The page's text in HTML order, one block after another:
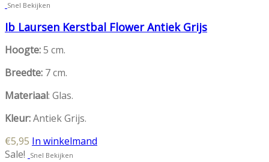
meerdere
Snel Bekijken
Ib Laursen Kerstbal Flower Antiek Grijs
Hoogte:5 cm.
Breedte: 7 cm.
Materiaal: Glas.
Kleur:Antiek Grijs.
€5,95 In winkelmand
Sale!
Snel Bekijken